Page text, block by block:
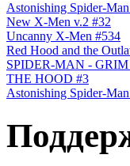
Astonishing Spider-
New X-Men v.2 #32
Uncanny X-Men #534
Red Hood and the
SPIDER-MAN -
THE HOOD #3
Astonishing Spider-